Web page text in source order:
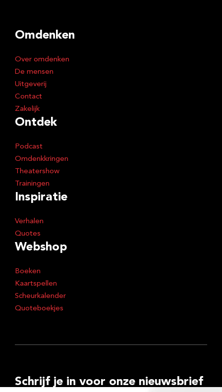
Omdenken
Over omdenken
De mensen
Uitgeverij
Contact
Zakelijk
Ontdek
Podcast
Omdenkkringen
Theatershow
Trainingen
Inspiratie
Verhalen
Quotes
Webshop
Boeken
Kaartspellen
Scheurkalender
Quoteboekjes
Schrijf je in voor onze nieuwsbrief